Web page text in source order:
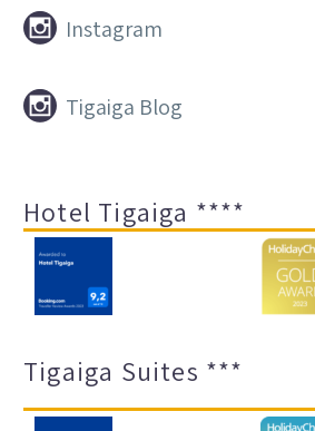

 Instagram

 Tigaiga Blog
Hotel Tigaiga ****
Tigaiga Suites ***